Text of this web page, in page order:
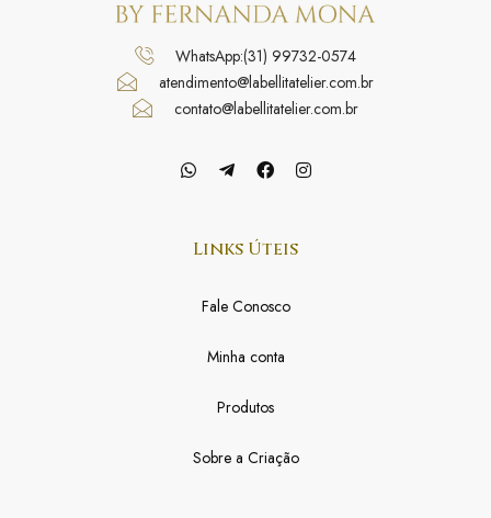
WhatsApp:(31) 99732-0574
atendimento@labellitatelier.com.br
contato@labellitatelier.com.br
Links Úteis
Fale Conosco
Minha conta
Produtos
Sobre a Criação